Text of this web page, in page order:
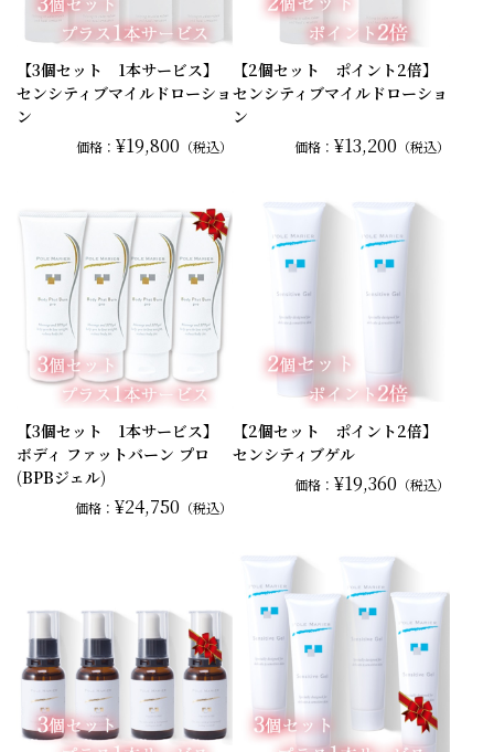
【3個セット 1本サービス】
センシティブマイルドローショ
ン
価格： ¥19,800 （税込）
【2個セット ポイント2倍】
センシティブマイルドローショ
ン
価格： ¥13,200 （税込）
【3個セット 1本サービス】
ボディ ファットバーン プロ
(BPBジェル)
価格：¥24,750 （税込）
【2個セット ポイント2倍】
センシティブゲル
価格： ¥19,360 （税込）